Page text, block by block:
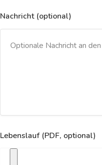
Nachricht (optional)
Lebenslauf (PDF, optional)